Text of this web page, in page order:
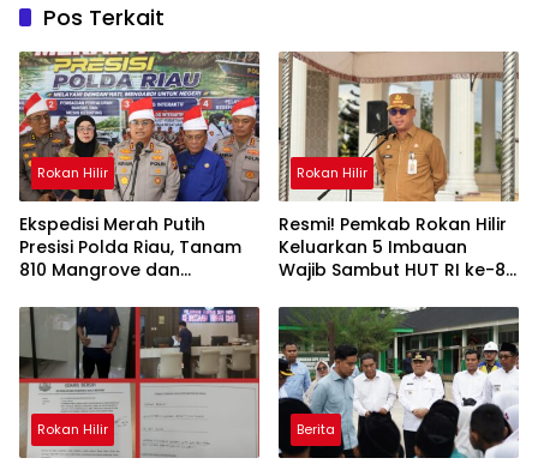
Pos Terkait
Rokan Hilir
Ekspedisi Merah Putih
Presisi Polda Riau, Tanam
810 Mangrove dan
Untuk Masyarakat Pesisir
Sinaboi
Rokan Hilir
Resmi! Pemkab Rokan Hilir
Keluarkan 5 Imbauan
Wajib Sambut HUT RI ke-81
Rokan Hilir Berita